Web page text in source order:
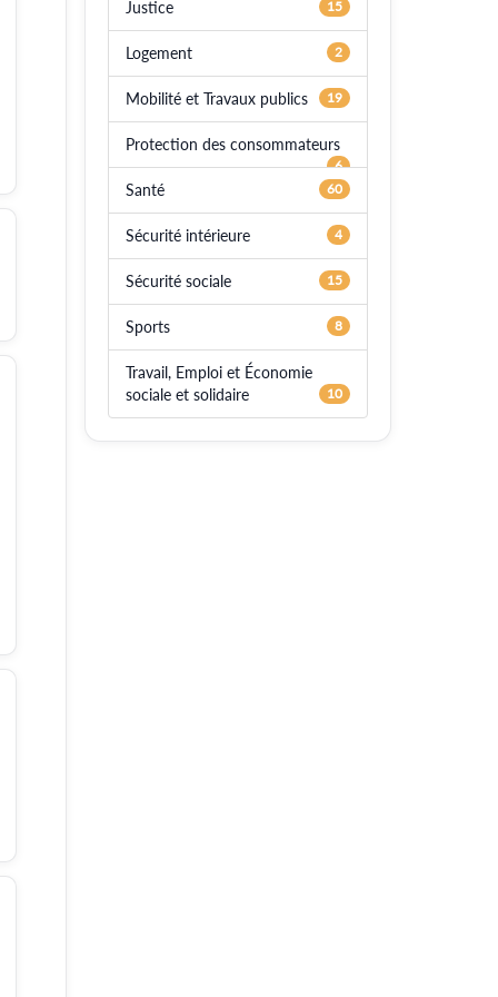
Justice 15
Logement 2
Mobilité et Travaux publics 19
Protection des consommateurs
6
Santé 60
Sécurité intérieure 4
Sécurité sociale 15
Sports 8
Travail, Emploi et Économie
sociale et solidaire
10